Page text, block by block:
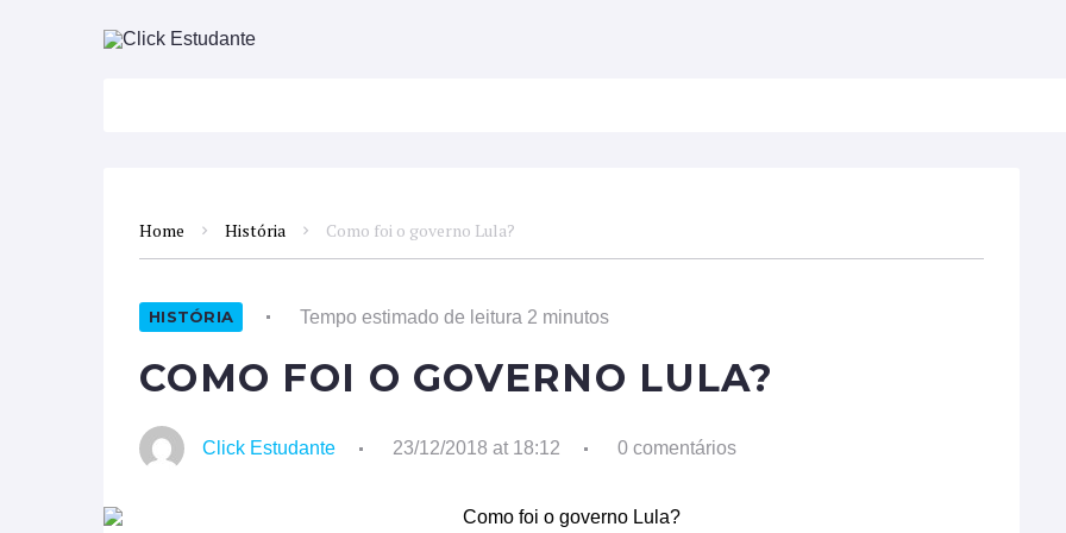
Home História Como foi o governo Lula?
HISTÓRIA Tempo estimado de leitura 2 minutos
COMO FOI O GOVERNO LULA?
Click Estudante 23/12/2018 at 18:12 0 comentários